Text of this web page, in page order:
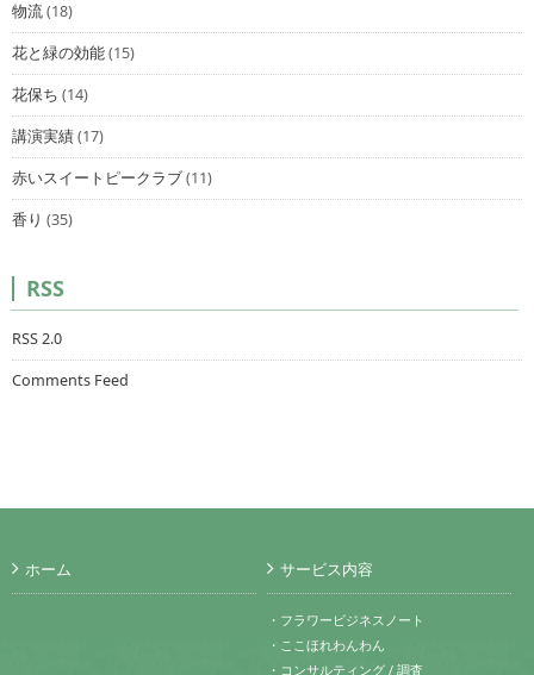
物流(18)
花と緑の効能(15)
花保ち (14)
講演実績(17)
赤いスイートピークラブ(11)
香り (35)
RSS
RSS 2.0
Comments Feed
ホーム サービス内容
・フラワービジネスノート
・ここほれわんわん
・コンサルティング / 調査